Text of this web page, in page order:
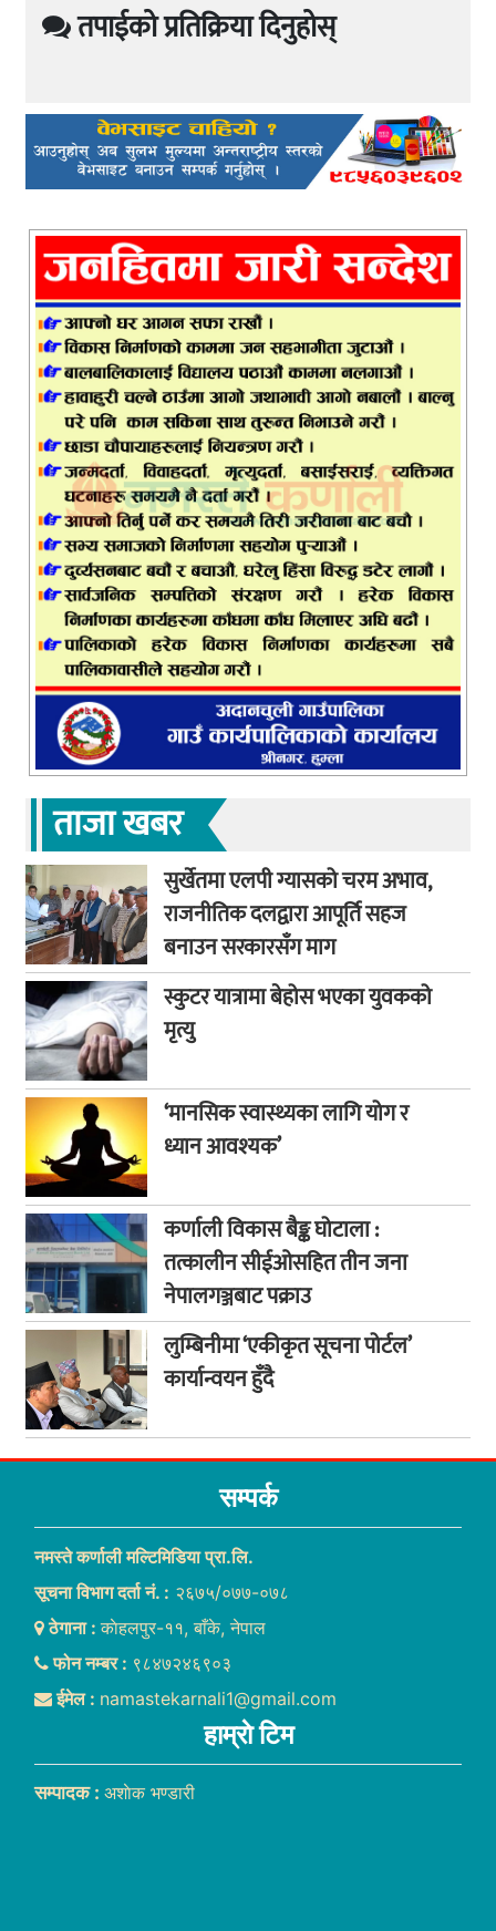
तपाईको प्रतिक्रिया दिनुहोस्
ताजा खबर
सुर्खेतमा एलपी ग्यासको चरम अभाव,
राजनीतिक दलद्वारा आपूर्ति सहज
बनाउन सरकारसँग माग
स्कुटर यात्रामा बेहोस भएका युवकको
मृत्यु
‘मानसिक स्वास्थ्यका लागि योग र
ध्यान आवश्यक’
कर्णाली विकास बैङ्क घोटाला :
तत्कालीन सीईओसहित तीन जना
नेपालगञ्जबाट पक्राउ
लुम्बिनीमा ‘एकीकृत सूचना पोर्टल’
कार्यान्वयन हुँदै
सम्पर्क
नमस्ते कर्णाली मल्टिमिडिया प्रा.लि.
सूचना विभाग दर्ता नं. : २६७५/०७७-०७८
ठेगाना :काेहलपुर-११, बाँके, नेपाल
फोन नम्बर : ९८४७२४६९०३
ईमेल : namastekarnali1@gmail.com
हाम्राे टिम
सम्पादक : अशाेक भण्डारी